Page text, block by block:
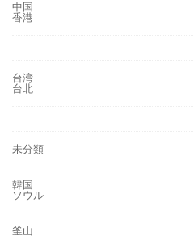
中国
香港
台湾
台北
未分類
韓国
ソウル
釜山